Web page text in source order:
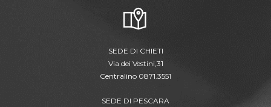
SEDE DI CHIETI
Via dei Vestini,31
Centralino 0871.3551
SEDE DI PESCARA